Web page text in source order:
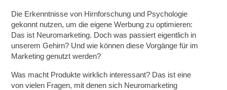
Die Erkenntnisse von Hirnforschung und Psychologie
gekonnt nutzen, um die eigene Werbung zu optimieren:
Das ist Neuromarketing. Doch was passiert eigentlich in
unserem Gehirn? Und wie können diese Vorgänge für im
Marketing genutzt werden?
Was macht Produkte wirklich interessant? Das ist eine
von vielen Fragen, mit denen sich Neuromarketing